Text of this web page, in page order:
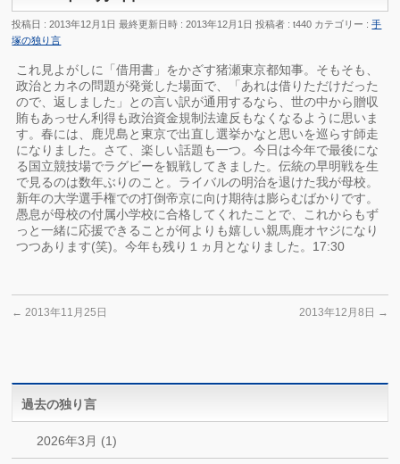
投稿日 : 2013年12月1日 最終更新日時 : 2013年12月1日 投稿者 :t440 カテゴリー :手
塚の独り言
これ見よがしに「借用書」をかざす猪瀬東京都知事。そもそも、
政治とカネの問題が発覚した場面で、「あれは借りただけだった
ので、返しました」との言い訳が通用するなら、世の中から贈収
賄もあっせん利得も政治資金規制法違反もなくなるように思いま
す。春には、鹿児島と東京で出直し選挙かなと思いを巡らす師走
になりました。さて、楽しい話題も一つ。今日は今年で最後にな
る国立競技場でラグビーを観戦してきました。伝統の早明戦を生
で見るのは数年ぶりのこと。ライバルの明治を退けた我が母校。
新年の大学選手権での打倒帝京に向け期待は膨らむばかりです。
愚息が母校の付属小学校に合格してくれたことで、これからもず
っと一緒に応援できることが何よりも嬉しい親馬鹿オヤジになり
つつあります(笑)。今年も残り１ヵ月となりました。17:30
← 2013年11月25日 2013年12月8日 →
過去の独り言
2026年3月 (1)